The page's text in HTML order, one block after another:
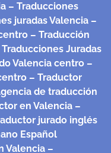
– Traducciones
juradas Valencia –
– Traducción
Traducciones Juradas
Valencia centro –
– Traductor
de traducción
en Valencia –
jurado inglés
Español
Valencia –